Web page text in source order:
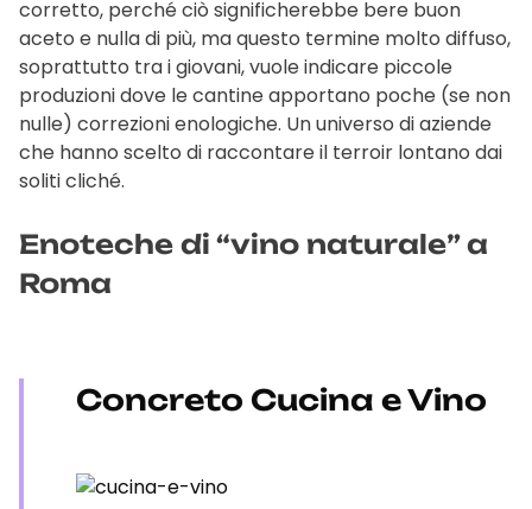
corretto, perché ciò significherebbe bere buon
aceto e nulla di più, ma questo termine molto diffuso,
soprattutto tra i giovani, vuole indicare piccole
produzioni dove le cantine apportano poche (se non
nulle) correzioni enologiche. Un universo di aziende
che hanno scelto di raccontare il terroir lontano dai
soliti cliché.
Enoteche di “vino naturale” a
Roma
Concreto Cucina e Vino